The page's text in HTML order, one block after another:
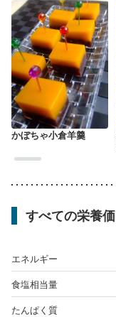
かぼちゃ小倉羊羹
すべての栄養価
エネルギー
食塩相当量
たんぱく質